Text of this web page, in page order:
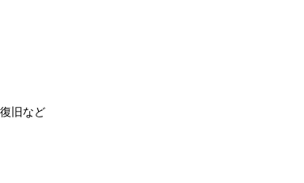
旧など